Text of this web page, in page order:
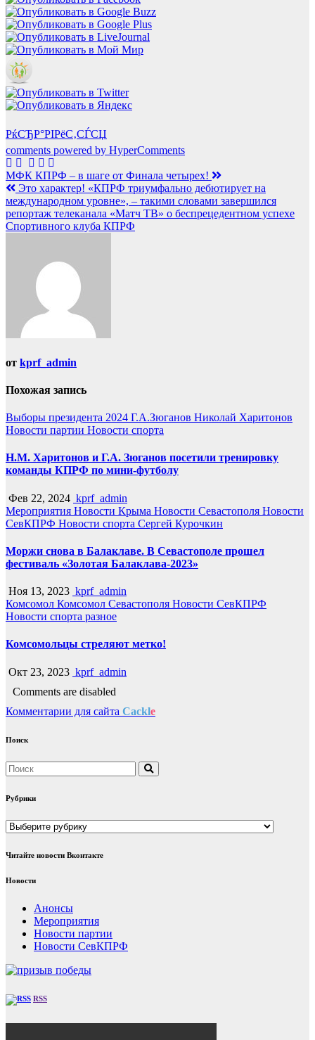
РќСЂР°РІРёС‚СЃСЏ
comments powered by HyperComments
Навигация
по
записям
МФК КПРФ – в шаге от Финала четырех!
Это характер! «КПРФ триумфально дебютирует на
международном уровне», – такими словами завершился
репортаж телеканала «Матч ТВ» о беспрецедентном успехе
Спортивного клуба КПРФ
от kprf_admin
Похожая запись
Выборы президента 2024 Г.А.Зюганов Николай Харитонов
Новости партии Новости спорта
Н.М. Харитонов и Г.А. Зюганов посетили тренировку
команды КПРФ по мини-футболу
Фев 22, 2024 kprf_admin
Мероприятия Новости Крыма Новости Севастополя Новости
СевКПРФ Новости спорта Сергей Курочкин
Моржи снова в Балаклаве. В Севастополе прошел
фестиваль «Золотая Балаклава-2023»
Ноя 13, 2023 kprf_admin
Комсомол Комсомол Севастополя Новости СевКПРФ
Новости спорта разное
Комсомольцы стреляют метко!
Окт 23, 2023 kprf_admin
Comments are disabled
Комментарии для сайта Cackle
Поиск
Рубрики
Рубрики
Читайте новости Вконтакте
Новости
Анонсы
Мероприятия
Новости партии
Новости СевКПРФ
RSS